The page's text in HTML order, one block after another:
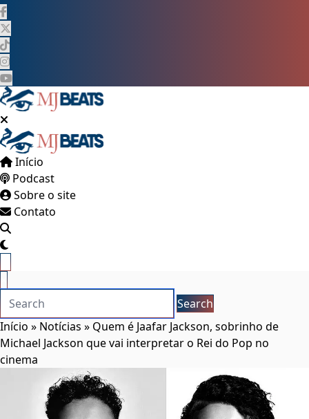
Pular
para
o
conteúdo
Início
Podcast
Sobre o site
Contato
Início » Notícias » Quem é Jaafar Jackson, sobrinho de
Michael Jackson que vai interpretar o Rei do Pop no
cinema